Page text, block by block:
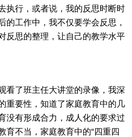
执行，或者说，我的反思时断时
的工作中，我不仅要学会反思，
反思的整理，让自己的教学水平
了班主任大讲堂的录像，我深
重要性，知道了家庭教育中的几
没有形成合力，成人化的要求过
育不当，家庭教育中的“四重四